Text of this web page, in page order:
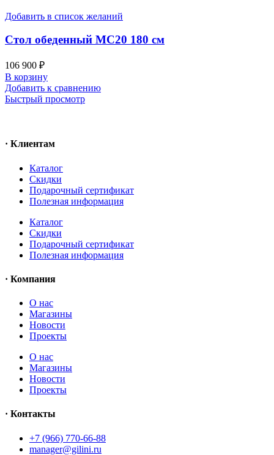
Добавить в список желаний
Стол обеденный MC20 180 см
106 900 ₽
В корзину
Добавить к сравнению
Быстрый просмотр
· Клиентам
Каталог
Скидки
Подарочный сертификат
Полезная информация
Каталог
Скидки
Подарочный сертификат
Полезная информация
· Компания
О нас
Магазины
Новости
Проекты
О нас
Магазины
Новости
Проекты
· Контакты
+7 (966) 770-66-88
manager@gilini.ru